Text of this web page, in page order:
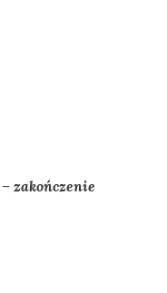
zakończenie